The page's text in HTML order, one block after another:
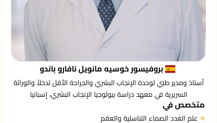
بروفيسور خوسيه مانويل نافارو باندو
أستاذ ومدير طبي لوحدة الإنجاب البشري والجراحة الأقل تدخلاً والوراثة
السريرية في معهد دراسة بيولوجيا الإنجاب البشري، إسبانيا
متخصص في
علم الغدد الصماء التناسلية والعقم